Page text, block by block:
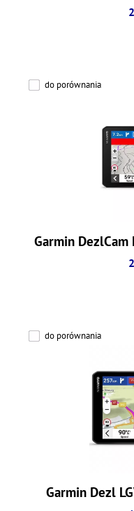
do porównania
Garmin
do porównania
Garmin Dezl